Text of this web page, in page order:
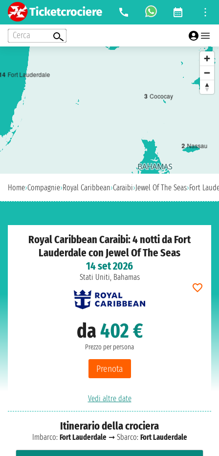
Cerca
4 Fort Lauderdale
2 Nassau
3 Cococay
Home›Compagnie›Royal Caribbean›Caraibi›Jewel Of The Seas›Fort
Royal Caribbean Caraibi: 4 notti da Fort
Lauderdale con Jewel Of The Seas
14 set 2026
Stati Uniti, Bahamas
da402 €
Prezzo per persona
Prenota
Vedi altre date
Itinerario della crociera
Imbarco: Fort Lauderdale➞ Sbarco: Fort Lauderdale